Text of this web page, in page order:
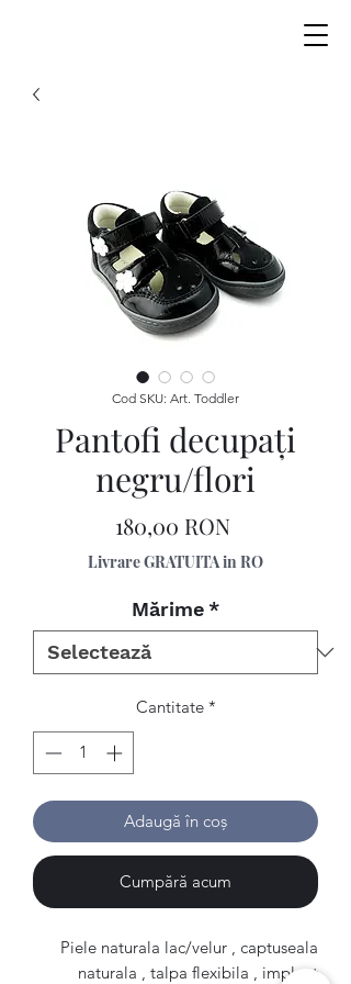
Cod SKU: Art. Toddler
Pantofi decupaţi
negru/flori
180,00 RONPreț
Livrare GRATUITA in RO
Mărime *
Cantitate *
Adaugă în coș
Cumpără acum
Piele naturala lac/velur , captuseala
naturala , talpa flexibila , implant